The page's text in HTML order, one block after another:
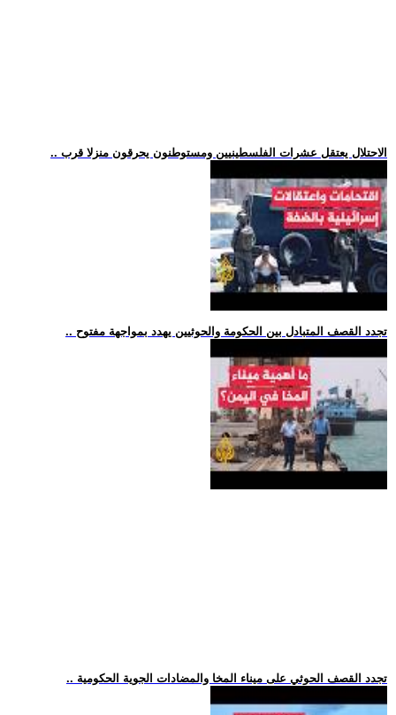
.. الاحتلال يعتقل عشرات الفلسطينيين ومستوطنون يحرقون منزلا قرب
.. تجدد القصف المتبادل بين الحكومة والحوثيين يهدد بمواجهة مفتوح
.. تجدد القصف الحوثي على ميناء المخا والمضادات الجوية الحكومية